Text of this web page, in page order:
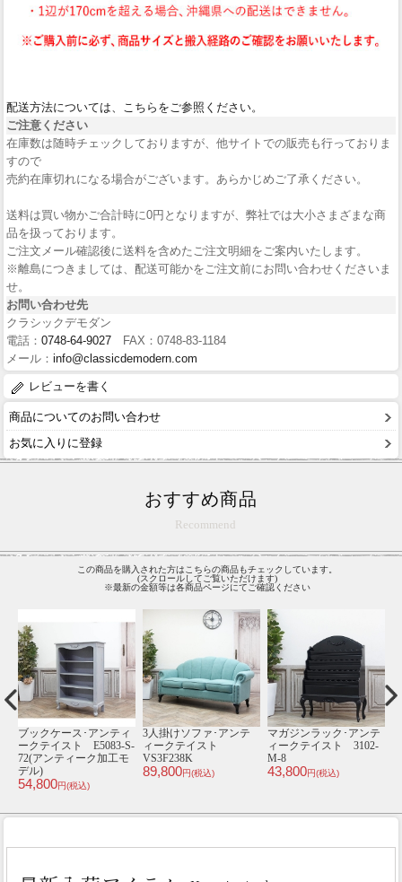
配送方法については、こちらをご参照ください。
ご注意ください
在庫数は随時チェックしておりますが、他サイトでの販売も行っておりま
すので
売約在庫切れになる場合がございます。あらかじめご了承ください。
送料は買い物かご合計時に0円となりますが、弊社では大小さまざまな商
品を扱っております。
ご注文メール確認後に送料を含めたご注文明細をご案内いたします。
※離島につきましては、配送可能かをご注文前にお問い合わせくださいま
せ。
お問い合わせ先
クラシックデモダン
電話： 0748-64-9027 FAX：0748-83-1184
メール： info@classicdemodern.com
レビューを書く
商品についてのお問い合わせ
お気に入りに登録
おすすめ商品
Recommend
この商品を購入された方はこちらの商品もチェックしています。
(スクロールしてご覧いただけます)
※最新の金額等は各商品ページにてご確認ください
受注生産専用 ソファ･ア
ンティークテイスト
order-vcr
69,800
レジカウンターテーブ
ル･アンティークテイス
ト 5050-1.2-5
178,000円(税込)
シングルチェア･アンテ
ィークテイスト TB3-
18F237B
45,800円(税込)